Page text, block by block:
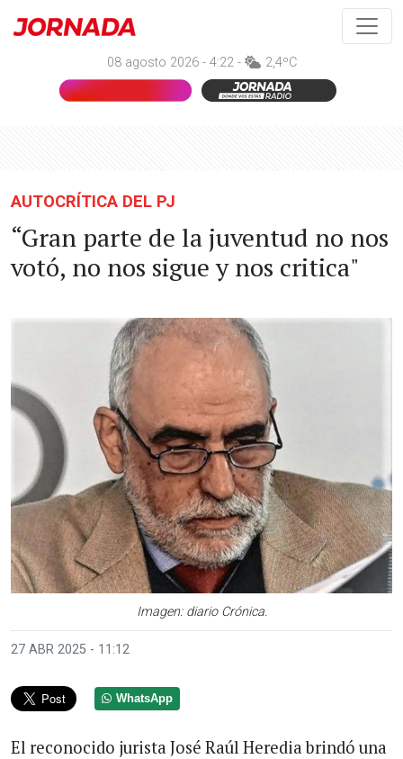
08 agosto 2026 - 4:22 - 2,4ºC
AUTOCRÍTICA DEL PJ
“Gran parte de la juventud no nos
votó, no nos sigue y nos critica"
Imagen: diario Crónica.
27 ABR 2025 - 11:12
WhatsApp
El reconocido jurista José Raúl Heredia brindó una